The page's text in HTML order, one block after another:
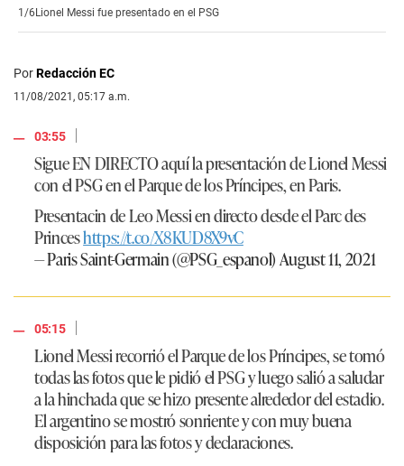
1/6 Lionel Messi fue presentado en el PSG
PorRedacción EC
11/08/2021, 05:17 a.m.
03:55
|
Sigue EN DIRECTO aquí la presentación de Lionel Messi
con el PSG en el Parque de los Príncipes, en Paris.
Presentacin de Leo Messi en directo desde el Parc des
Princeshttps://t.co/X8KUD8X9vC
— Paris Saint-Germain (@PSG_espanol)August 11, 2021
05:15
|
Lionel Messi recorrió el Parque de los Príncipes, se tomó
todas las fotos que le pidió el PSG y luego salió a saludar
a la hinchada que se hizo presente alrededor del estadio.
El argentino se mostró sonriente y con muy buena
disposición para las fotos y declaraciones.